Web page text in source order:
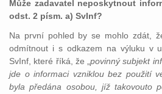
Může zadavatel neposkytnout
odst. 2 písm. a) SvInf?
Na první pohled by se mohlo zdát,
odmítnout i s odkazem na výluku v
SvInf, které říká, že „ povinný subjekt
jde o informaci vzniklou bez použití
byla předána osobou, jíž takovouto